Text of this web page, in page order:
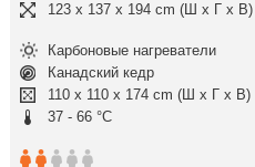
123 x 137 x 194 cm (Ш x Г x В)
Карбоновые нагреватели
Канадский кедр
110 x 110 x 174 cm (Ш x Г x В)
37 - 66 °C